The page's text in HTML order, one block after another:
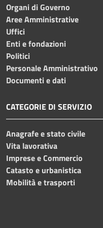
Organi di Governo
Aree Amministrative
Uffici
Enti e fondazioni
Politici
Personale Amministrativo
Documenti e dati
CATEGORIE DI SERVIZIO
Anagrafe e stato civile
Vita lavorativa
Imprese e Commercio
Catasto e urbanistica
Mobilità e trasporti